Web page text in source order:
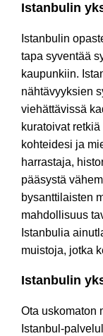
Istanbulin
Istanbulin
tapa syventää
kaupunkiin.
nähtävyyksien
viehättävissä
kuratoivat
kohteidesi ja
harrastaja,
pääsystä
bysanttilaisten
mahdollisuus
Istanbulia
muistoja, jotka
Istanbulin
Ota uskomaton
Istanbul-